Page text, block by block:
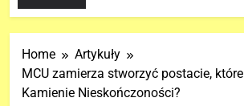
Home
Artykuły
MCU zamierza stworzyć postacie,
Kamienie Nieskończoności?